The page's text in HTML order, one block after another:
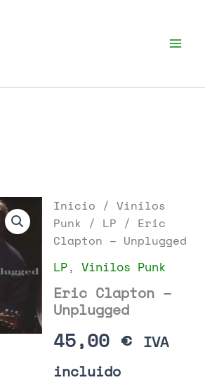
Inicio /Vinilos
Punk / LP / Eric
Clapton – Unplugged
LP,Vinilos Punk
Eric Clapton –
Unplugged
45,00 € IVA
incluido